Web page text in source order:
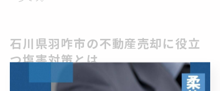
石川県羽咋市の不動産売却に役立
つ塩害対策とは